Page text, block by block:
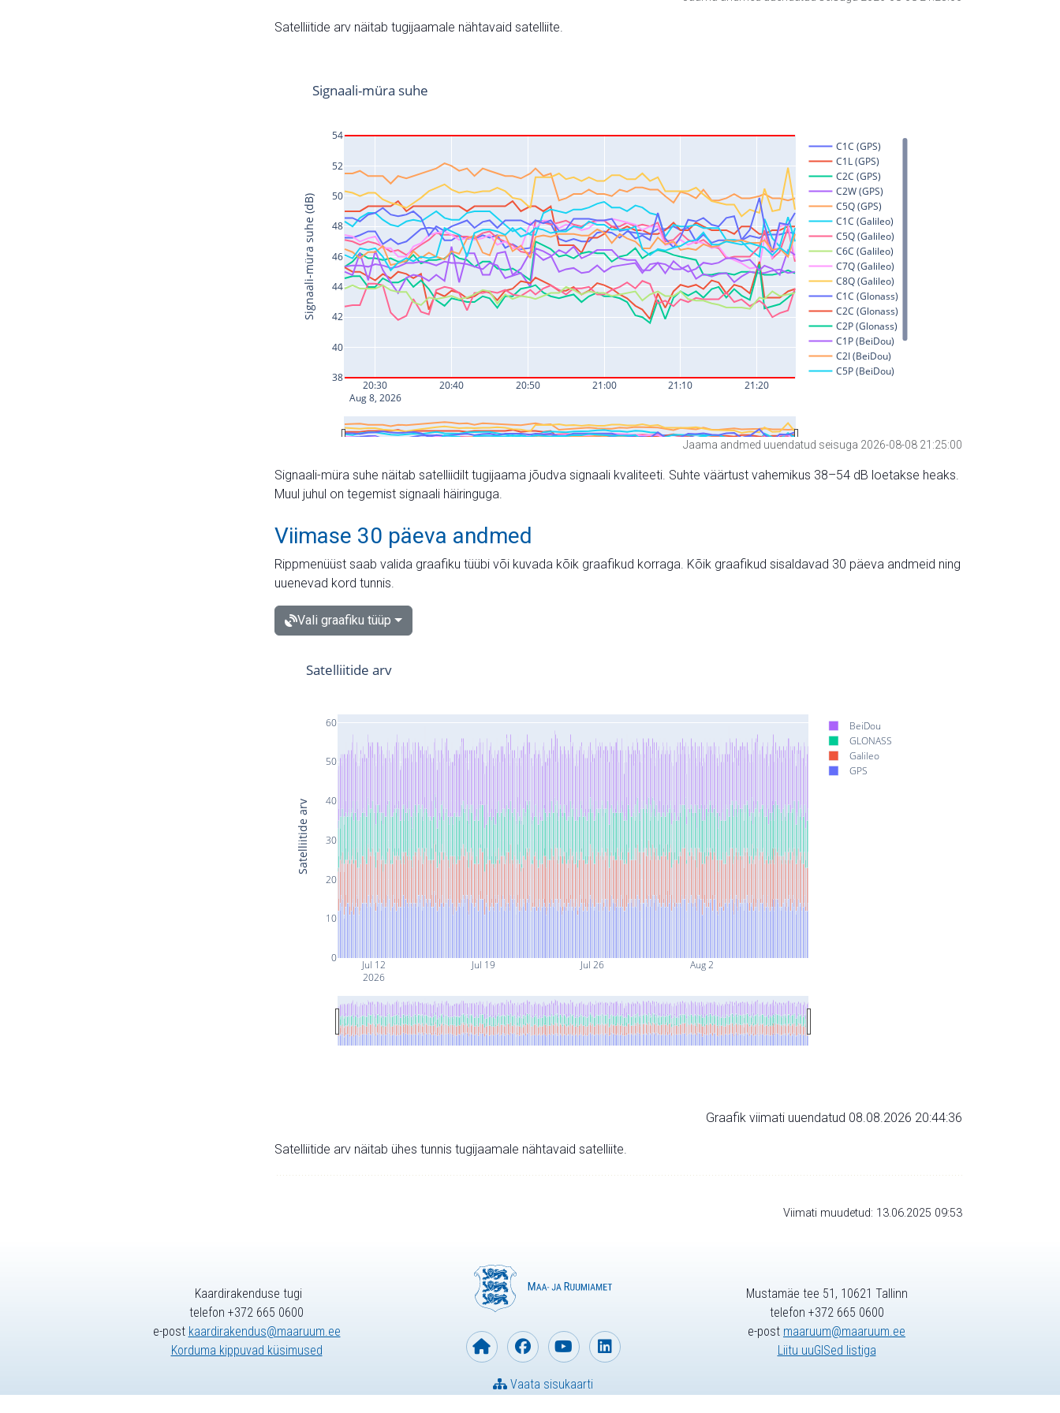
Satelliitide arv näitab tugijaamale nähtavaid satelliite.
Jaama andmed uuendatud seisuga 2026-08-08 21:25:00
Signaali-müra suhe näitab satelliidilt tugijaama jõudva signaali kvaliteeti. Suhte väärtust vahemikus 38–54 dB loetakse heaks.
Muul juhul on tegemist signaali häiringuga.
Viimase 30 päeva andmed
Rippmenüüst saab valida graafiku tüübi või kuvada kõik graafikud korraga. Kõik graafikud sisaldavad 30 päeva andmeid ning
uuenevad kord tunnis.
Vali graafiku tüüp
Jul 12
2026
Jul 19 Jul 26 Aug 2
0
10
20
30
40
50
60
BeiDou
GLONASS
Galileo
GPS
Satelliitide arv
Satelliitide arv
Graafik viimati uuendatud 08.08.2026 20:44:36
Satelliitide arv näitab ühes tunnis tugijaamale nähtavaid satelliite.
Viimati muudetud: 13.06.2025 09:53
Kaardirakenduse tugi
telefon +372 665 0600
e-post kaardirakendus@maaruum.ee
Korduma kippuvad küsimused
Vaata sisukaarti
Mustamäe tee 51, 10621 Tallinn
telefon +372 665 0600
e-post maaruum@maaruum.ee
Liitu uuGISed listiga